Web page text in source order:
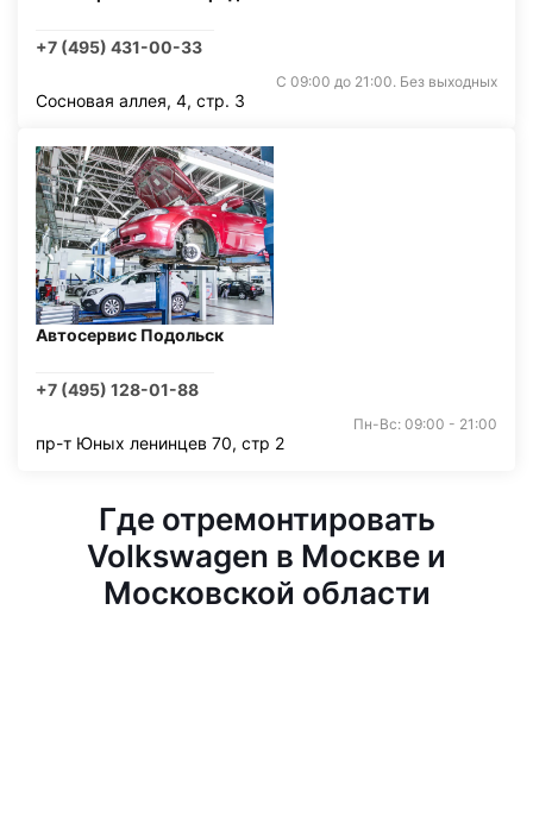
+7 (495) 431-00-33
С 09:00 до 21:00. Без выходных
Сосновая аллея, 4, стр. 3
Автосервис Подольск
+7 (495) 128-01-88
Пн-Вс: 09:00 - 21:00
пр-т Юных ленинцев 70, стр 2
Где отремонтировать
Volkswagen в Москве и
Московской области